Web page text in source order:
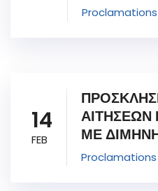
Proclamations
14
FEB
ΑΙΤΗΣΕΩΝ
ΜΕ
Proclamations